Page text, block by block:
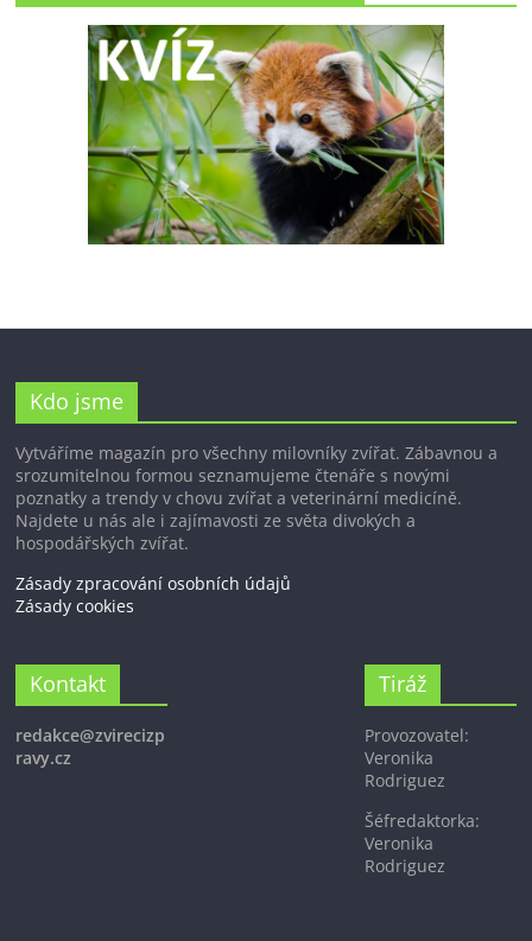
Kdo jsme
Vytváříme magazín pro všechny milovníky zvířat. Zábavnou a
srozumitelnou formou seznamujeme čtenáře s novými
poznatky a trendy v chovu zvířat a veterinární medicíně.
Najdete u nás ale i zajímavosti ze světa divokých a
hospodářských zvířat.
Zásady zpracování osobních údajů
Zásady cookies
Kontakt
redakce@zvirecizp
ravy.cz
Tiráž
Provozovatel:
Veronika
Rodriguez
Šéfredaktorka:
Veronika
Rodriguez